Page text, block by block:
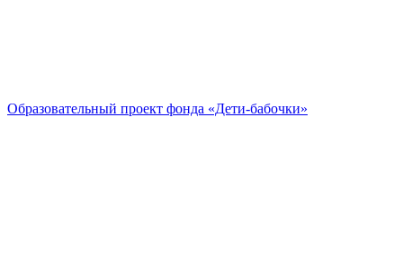
Образовательный проект фонда «Дети-бабочки»